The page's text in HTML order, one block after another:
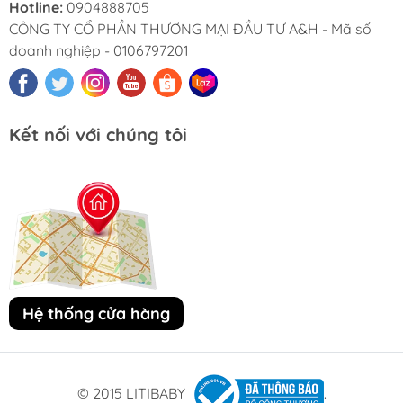
Hotline: 0904888705
CÔNG TY CỔ PHẦN THƯƠNG MẠI ĐẦU TƯ A&H - Mã số
doanh nghiệp - 0106797201
Kết nối với chúng tôi
Hệ thống cửa hàng
© 2015 LITIBABY .